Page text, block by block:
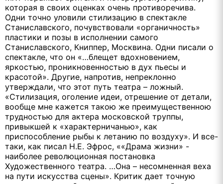
которая в своих оценках очень противоречива.
Одни точно уловили стилизацию в спектакле
Станиславского, почувствовали «органичность»
пластики и позы в исполнении самого
Станиславского, Книппер, Москвина. Одни писали о
спектакле, что он «…блещет вдохновением,
яркостью, проникновенностью в дух пьесы и
красотой». Другие, напротив, непреклонно
утверждали, что этот путь театра – ложный.
«Стилизация, оголение идеи, отрешение от детали,
вообще мне кажется такою же преимущественною
трудностью для актера московской труппы,
привыкшей к «характерничанью», как
приспособление рыбы к летанию по воздуху». И все-
таки, как писал Н.Е. Эфрос, ««Драма жизни» -
наиболее революционная постановка
Художественного театра. …Она – несомненная веха
на пути искусства сцены». Критик дает точную